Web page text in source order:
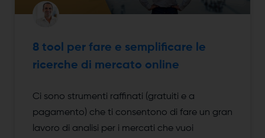
8 tool per fare e semplificare le
ricerche di mercato online
Ci sono strumenti raffinati (gratuiti e a
pagamento) che ti consentono di fare un gran
lavoro di analisi per i mercati che vuoi